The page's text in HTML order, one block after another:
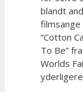
blandt
filmsange
”Cotton
To Be”
Worlds